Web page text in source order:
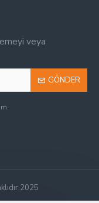
veya
GÖNDER